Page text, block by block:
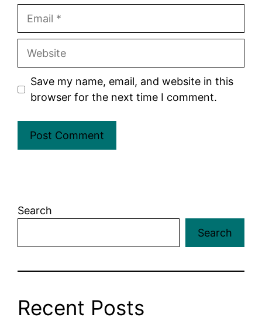
Email
Website
Save my name, email, and website in this
browser for the next time I comment.
Search
Search
Recent Posts